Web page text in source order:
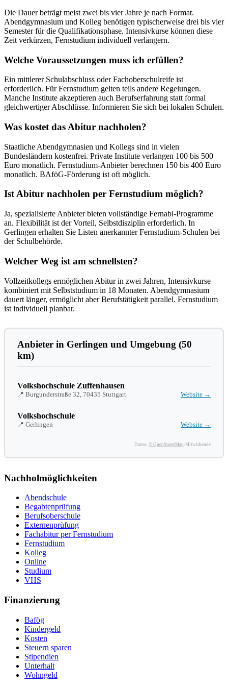
Die Dauer beträgt meist zwei bis vier Jahre je nach Format.
Abendgymnasium und Kolleg benötigen typischerweise drei bis vier
Semester für die Qualifikationsphase. Intensivkurse können diese
Zeit verkürzen, Fernstudium individuell verlängern.
Welche Voraussetzungen muss ich erfüllen?
Ein mittlerer Schulabschluss oder Fachoberschulreife ist
erforderlich. Für Fernstudium gelten teils andere Regelungen.
Manche Institute akzeptieren auch Berufserfahrung statt formal
gleichwertiger Abschlüsse. Informieren Sie sich bei lokalen Schulen.
Was kostet das Abitur nachholen?
Staatliche Abendgymnasien und Kollegs sind in vielen
Bundesländern kostenfrei. Private Institute verlangen 100 bis 500
Euro monatlich. Fernstudium-Anbieter berechnen 150 bis 400 Euro
monatlich. BAföG-Förderung ist oft möglich.
Ist Abitur nachholen per Fernstudium möglich?
Ja, spezialisierte Anbieter bieten vollständige Fernabi-Programme
an. Flexibilität ist der Vorteil, Selbstdisziplin erforderlich. In
Gerlingen erhalten Sie Listen anerkannter Fernstudium-Schulen bei
der Schulbehörde.
Welcher Weg ist am schnellsten?
Vollzeitkollegs ermöglichen Abitur in zwei Jahren, Intensivkurse
kombiniert mit Selbststudium in 18 Monaten. Abendgymnasium
dauert länger, ermöglicht aber Berufstätigkeit parallel. Fernstudium
ist individuell planbar.
Anbieter in Gerlingen und Umgebung (50
km)
Volkshochschule Zuffenhausen
📍 Burgunderstraße 32, 70435 Stuttgart Website →
Volkshochschule
📍 Gerlingen Website →
Daten: © OpenStreetMap-Mitwirkende
Nachholmöglichkeiten
Abendschule
Begabtenprüfung
Berufsoberschule
Externenprüfung
Fachabitur per Fernstudium
Fernstudium
Kolleg
Online
Studium
VHS
Finanzierung
Bafög
Kindergeld
Kosten
Steuern sparen
Stipendien
Unterhalt
Wohngeld